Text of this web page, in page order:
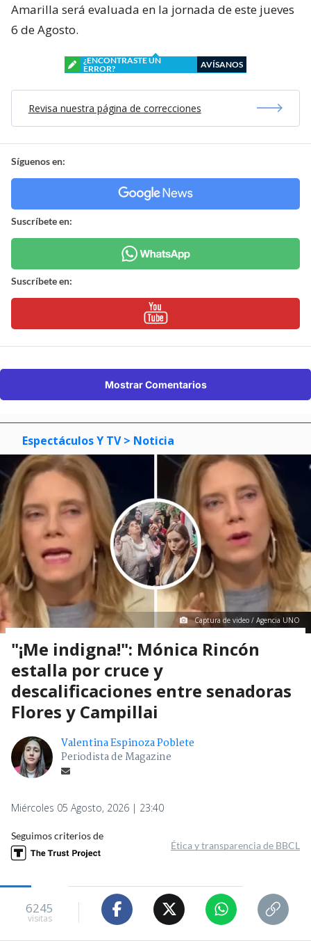
Amarilla será evaluada en la jornada de este jueves
6 de Agosto.
¿ENCONTRASTE UN
ERROR?
AVÍSANOS
Revisa nuestra página de correcciones
Síguenos en:
Suscríbete en:
Suscríbete en:
Mostrar Comentarios
Espectáculos Y TV > Noticia
Captura de video / Agencia UNO
"¡Me indigna!": Mónica Rincón
estalla por cruce y
descalificaciones entre senadoras
Flores y Campillai
Valentina Espinoza Poblete
Periodista de Magazine
Miércoles 05 Agosto, 2026 | 23:40
Seguimos criterios de
Ética y transparencia de BBCL
6245
visitas